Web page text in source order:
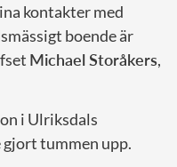
kontakter med
boende är
Michael Storåkers,
i Ulriksdals
tummen upp.